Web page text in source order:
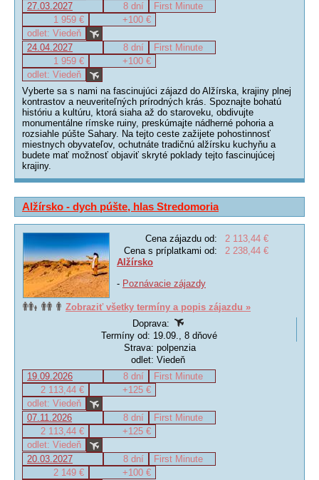
27.03.2027
8 dní
First Minute
1 959 €
+100 €
odlet: Viedeň
24.04.2027
8 dní
First Minute
1 959 €
+100 €
odlet: Viedeň
Vyberte sa s nami na fascinujúci zájazd do Alžírska, krajiny plnej
kontrastov a neuveriteľných prírodných krás. Spoznajte bohatú
históriu a kultúru, ktorá siaha až do staroveku, obdivujte
monumentálne rímske ruiny, preskúmajte nádherné pohoria a
rozsiahle púšte Sahary. Na tejto ceste zažijete pohostinnosť
miestnych obyvateľov, ochutnáte tradičnú alžírsku kuchyňu a
budete mať možnosť objaviť skryté poklady tejto fascinujúcej
krajiny.
Alžírsko - dych púšte, hlas Stredomoria
Cena zájazdu od:
2 113,44 €
Cena s príplatkami od:
2 238,44 €
Alžírsko
- Poznávacie zájazdy
Zobraziť všetky termíny a popis zájazdu »
Doprava:
Termíny od: 19.09., 8 dňové
Strava: polpenzia
odlet: Viedeň
19.09.2026
8 dní
First Minute
2 113,44 €
+125 €
odlet: Viedeň
07.11.2026
8 dní
First Minute
2 113,44 €
+125 €
odlet: Viedeň
20.03.2027
8 dní
First Minute
2 149 €
+100 €